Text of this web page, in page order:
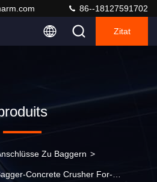
86--18127591702
Zitat
Zu Baggern >
Concrete Crusher For-